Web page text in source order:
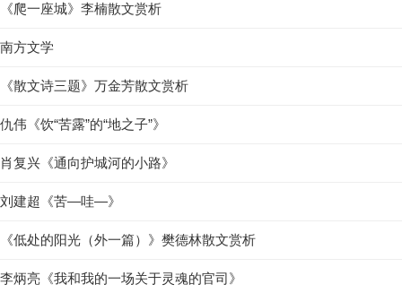
《爬一座城》李楠散文赏析
南方文学
《散文诗三题》万金芳散文赏析
仇伟《饮“苦露”的“地之子”》
肖复兴《通向护城河的小路》
刘建超《苦—哇—》
《低处的阳光（外一篇）》樊德林散文赏析
李炳亮《我和我的一场关于灵魂的官司》